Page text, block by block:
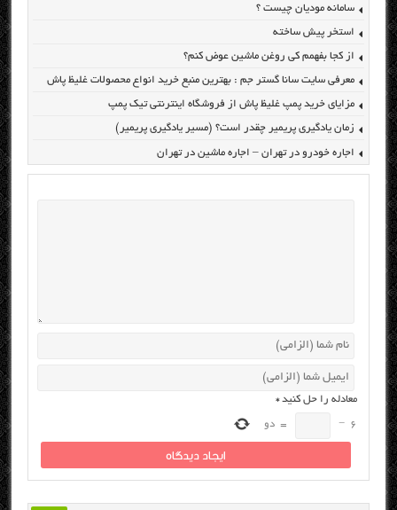
سامانه مودیان چیست ؟
استخر پیش ساخته
از کجا بفهمم کی روغن ماشین عوض کنم؟
معرفی سایت سانا گستر جم : بهترین منبع خرید انواع محصولات غلیظ پاش
مزایای خرید پمپ غلیظ پاش از فروشگاه اینترنتی تیک پمپ
زمان یادگیری پریمیر چقدر است؟ (مسیر یادگیری پریمیر)
اجاره خودرو در تهران – اجاره ماشین در تهران
معادله را حل کنید*
6
−
= دو